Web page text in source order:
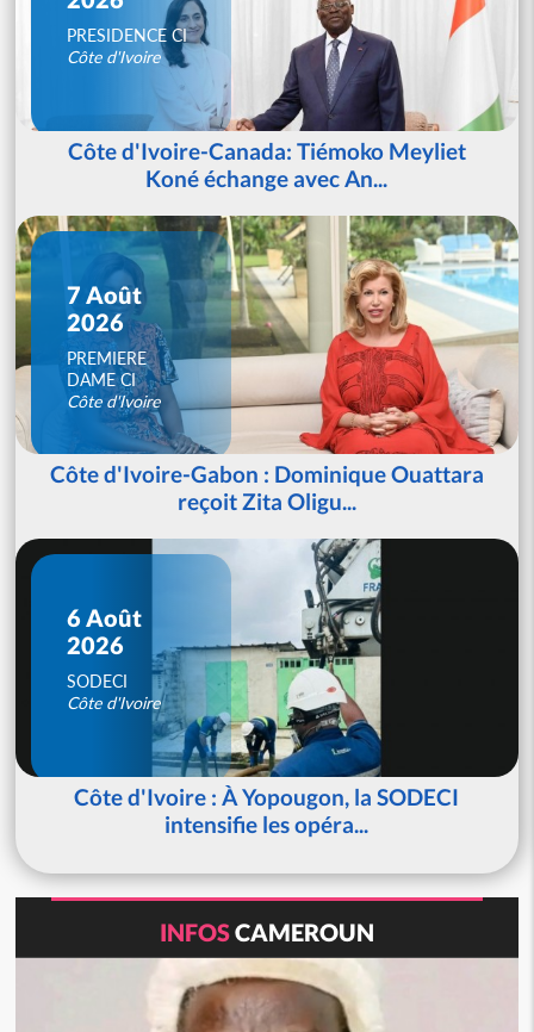
PRESIDENCE CI
Côte d'Ivoire
Côte d'Ivoire-Canada: Tiémoko Meyliet
Koné échange avec An...
7 Août
2026
PREMIERE
DAME CI
Côte d'Ivoire
Côte d'Ivoire-Gabon : Dominique Ouattara
reçoit Zita Oligu...
6 Août
2026
SODECI
Côte d'Ivoire
Côte d'Ivoire : À Yopougon, la SODECI
intensifie les opéra...
INFOSCAMEROUN